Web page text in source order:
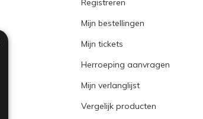
Registreren
Mijn bestellingen
Mijn tickets
Herroeping aanvragen
Mijn verlanglijst
Vergelijk producten